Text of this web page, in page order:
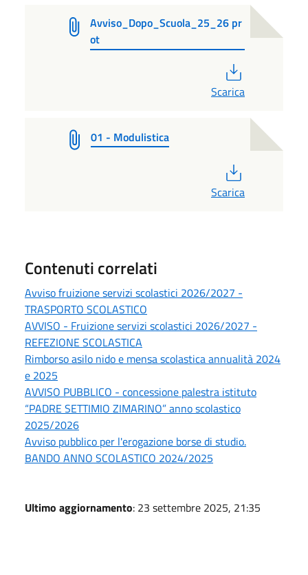
Avviso_Dopo_Scuola_25_26 pr
ot
Scarica
01 - Modulistica
Scarica
Contenuti correlati
Avviso fruizione servizi scolastici 2026/2027 -
TRASPORTO SCOLASTICO
AVVISO - Fruizione servizi scolastici 2026/2027 -
REFEZIONE SCOLASTICA
Rimborso asilo nido e mensa scolastica annualità 2024
e 2025
AVVISO PUBBLICO - concessione palestra istituto
“PADRE SETTIMIO ZIMARINO” anno scolastico
2025/2026
Avviso pubblico per l'erogazione borse di studio.
BANDO ANNO SCOLASTICO 2024/2025
Ultimo aggiornamento: 23 settembre 2025, 21:35